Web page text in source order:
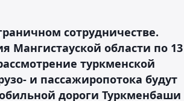
сотрудничестве.
Мангистауской области по 13
туркменской
и пассажиропотока будут
дороги Туркменбаши